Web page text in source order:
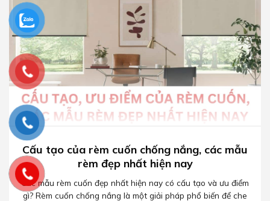
Cấu tạo của rèm cuốn chống nắng, các mẫu
rèm đẹp nhất hiện nay
Các mẫu rèm cuốn đẹp nhất hiện nay có cấu tạo và ưu điểm
gì? Rèm cuốn chống nắng là một giải pháp phổ biến để che